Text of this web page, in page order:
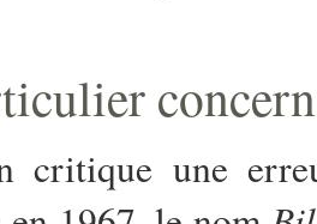
critique une